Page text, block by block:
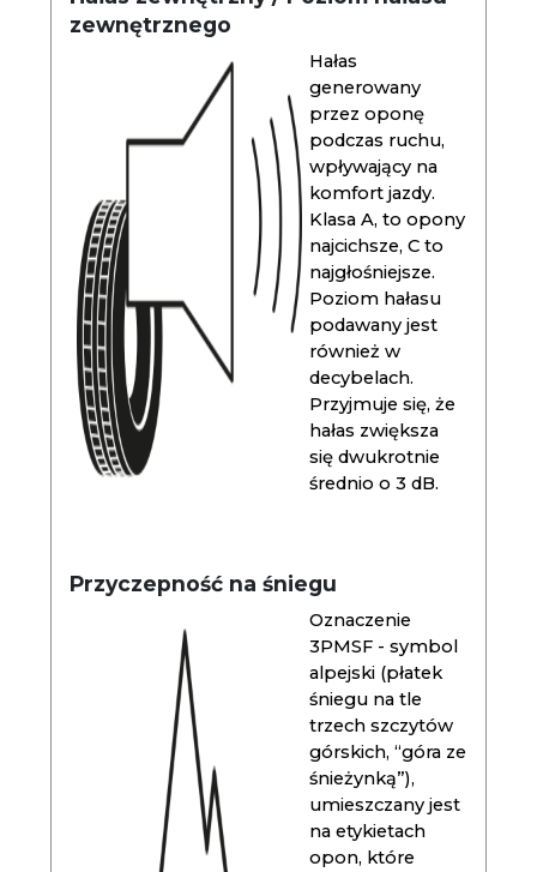
zewnętrznego
Hałas
generowany
przez oponę
podczas ruchu,
wpływający na
komfort jazdy.
Klasa A, to opony
najcichsze, C to
najgłośniejsze.
Poziom hałasu
podawany jest
również w
decybelach.
Przyjmuje się, że
hałas zwiększa
się dwukrotnie
średnio o 3 dB.
Przyczepność na śniegu
Oznaczenie
3PMSF - symbol
alpejski (płatek
śniegu na tle
trzech szczytów
górskich, “góra ze
śnieżynką”),
umieszczany jest
na etykietach
opon, które